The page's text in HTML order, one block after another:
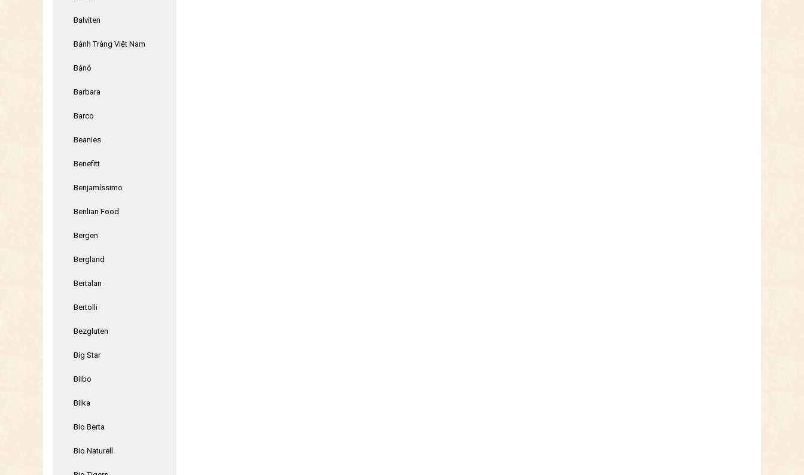
Balviten
Bánh Tráng Việt Nam
Bánó
Barbara
Barco
Beanies
Benefitt
Benjamíssimo
Benlian Food
Bergen
Bergland
Bertalan
Bertolli
Bezgluten
Big Star
Bilbo
Bilka
Bio Berta
Bio Naturell